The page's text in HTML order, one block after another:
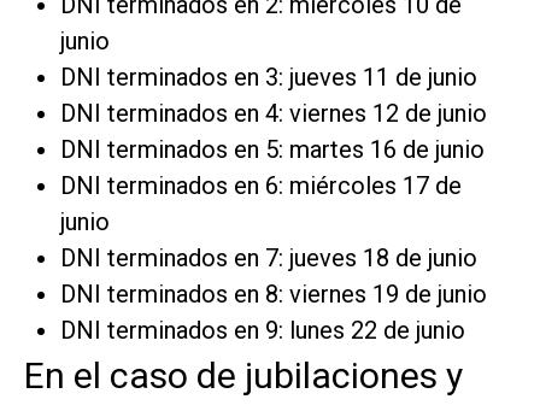
junio
DNI terminados en 3: jueves 11 de junio
DNI terminados en 4: viernes 12 de junio
DNI terminados en 5: martes 16 de junio
DNI terminados en 6: miércoles 17 de
junio
DNI terminados en 7: jueves 18 de junio
DNI terminados en 8: viernes 19 de junio
DNI terminados en 9: lunes 22 de junio
En el caso de jubilaciones y